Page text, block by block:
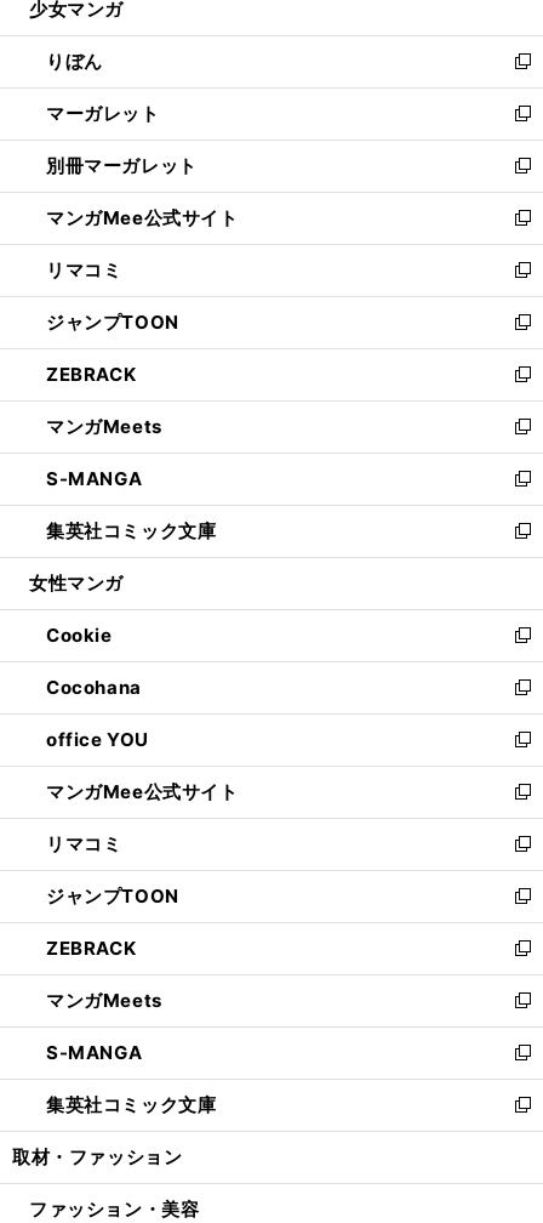
開
く
ウ
で
開
く
ン
ド
ウ
で
開
く
ウ
ィ
ン
ド
ウ
で
開
く
少女マンガ
りぼん
新
し
い
ウ
ィ
ン
ド
ウ
で
開
く
マーガレット
新
し
い
ウ
ィ
ン
ド
ウ
で
開
く
別冊マーガレット
新
し
い
ウ
ィ
ン
ド
ウ
で
開
く
マンガMee公式サイト
新
し
い
ウ
ィ
ン
ド
ウ
で
開
く
リマコミ
新
し
い
ウ
ィ
ン
ド
ウ
で
開
く
ジャンプTOON
新
し
い
ウ
ィ
ン
ド
ウ
で
開
ZEBRACK
新
し
い
ウ
ィ
ン
ド
ウ
開
く
マンガMeets
新
し
い
ウ
ィ
ン
ウ
で
開
く
S-MANGA
新
し
い
ウ
ン
ド
ウ
で
開
く
集英社コミック文庫
新
し
ウ
ィ
ン
ド
ウ
で
開
く
女性マンガ
Cookie
新
し
い
ウ
ィ
ン
ド
ウ
で
開
く
Cocohana
新
し
い
ウ
ィ
ン
ド
ウ
で
開
く
office YOU
新
し
い
ウ
ィ
ン
ド
ウ
で
開
く
マンガMee公式サイト
新
し
い
ウ
ィ
ン
ド
ウ
で
開
く
リマコミ
新
し
い
ウ
ィ
ン
ド
ウ
で
開
く
ジャンプTOON
新
し
い
ウ
ィ
ン
ド
ウ
で
開
ZEBRACK
新
し
い
ウ
ィ
ン
ド
ウ
開
マンガMeets
新
し
い
ウ
ィ
ン
ウ
S-MANGA
新
し
い
ウ
ン
集英社コミック文庫
新
し
ウ
取材・ファッション
ファッション・美容